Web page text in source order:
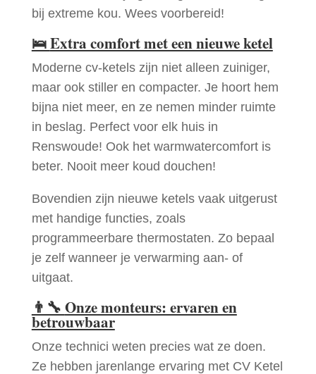
bij extreme kou. Wees voorbereid!
🛌Extra comfort met een nieuwe ketel
Moderne cv-ketels zijn niet alleen zuiniger,
maar ook stiller en compacter. Je hoort hem
bijna niet meer, en ze nemen minder ruimte
in beslag. Perfect voor elk huis in
Renswoude! Ook het warmwatercomfort is
beter. Nooit meer koud douchen!
Bovendien zijn nieuwe ketels vaak uitgerust
met handige functies, zoals
programmeerbare thermostaten. Zo bepaal
je zelf wanneer je verwarming aan- of
uitgaat.
👨‍🔧 Onze monteurs: ervaren en
betrouwbaar
Onze technici weten precies wat ze doen.
Ze hebben jarenlange ervaring met CV Ketel